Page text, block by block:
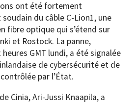
ont été fortement
du câble C-Lion1, une
fibre optique qui s’étend sur
et Rostock. La panne,
GMT lundi, a été signalée
de cybersécurité et de
par l’État.
Cinia, Ari-Jussi Knaapila, a